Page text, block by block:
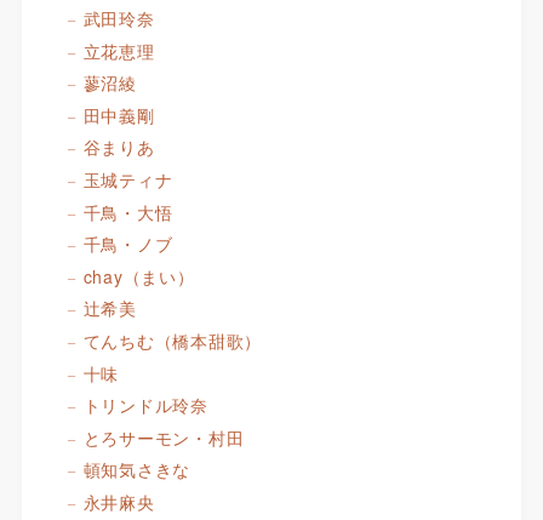
武田玲奈
立花恵理
蓼沼綾
田中義剛
谷まりあ
玉城ティナ
千鳥・大悟
千鳥・ノブ
chay（まい）
辻希美
てんちむ（橋本甜歌）
十味
トリンドル玲奈
とろサーモン・村田
頓知気さきな
永井麻央